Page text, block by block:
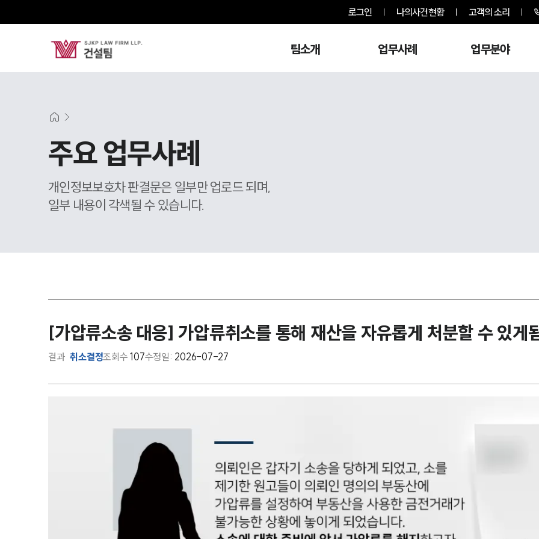
로그인 나의사건현황 고객의 소리
팀소개 업무사례 업무분야
주요 업무사례
개인정보보호차 판결문은 일부만 업로드 되며,
일부 내용이 각색될 수 있습니다.
[가압류소송 대응] 가압류취소를 통해 재산을 자유롭게 처분할 수 있게
결과 취소결정조회수107수정일: 2026-07-27